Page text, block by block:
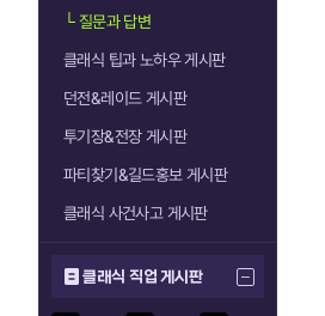
└질문과 답변
클래식 팁과 노하우 게시판
던전&레이드 게시판
투기장&전장 게시판
파티찾기&길드홍보 게시판
클래식 사건사고 게시판
클래식 직업 게시판